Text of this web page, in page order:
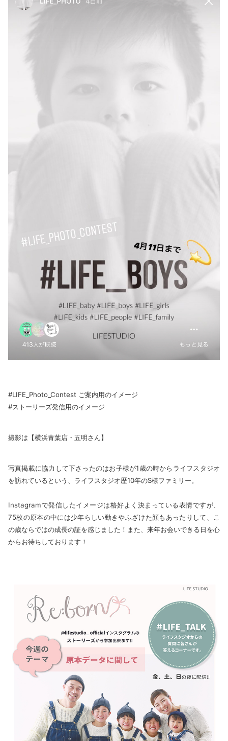
#LIFE_Photo_Contest ご案内用のイメージ
#ストーリーズ発信用のイメージ
撮影は【横浜青葉店・五明さん】
写真掲載に協力して下さったのはお子様が1歳の時からライフスタジオ
を訪れているという、ライフスタジオ歴10年のS様ファミリー。
Instagramで発信したイメージは格好よく決まっている表情ですが、
75枚の原本の中には少年らしい動きやふざけた顔もあったりして、こ
の歳ならではの成長の証を感じました！また、来年お会いできる日を心
からお待ちしております！